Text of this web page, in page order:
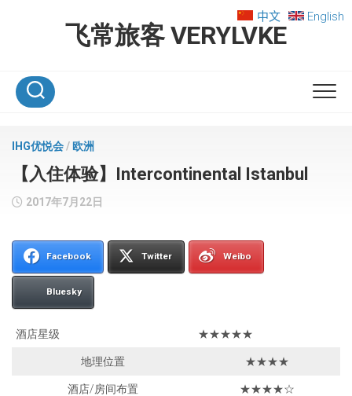
飞常旅客 VERYLVKE
中文 English
IHG优悦会/ 欧洲
【入住体验】Intercontinental Istanbul
2017年7月22日
Facebook Twitter Weibo
Bluesky
酒店星级 ★★★★★
地理位置 ★★★★
酒店/房间布置 ★★★★☆